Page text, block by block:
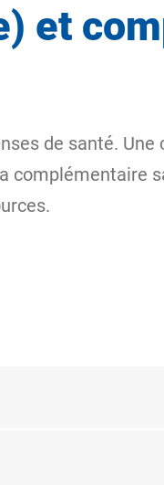
et
de santé.
complémentaire